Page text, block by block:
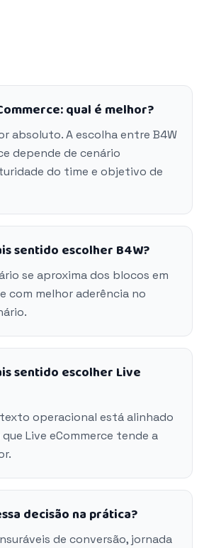
qual é melhor?
absoluto. A escolha entre B4W
depende de cenário
do time e objetivo de
sentido escolher B4W?
se aproxima dos blocos em
com melhor aderência no
sentido escolher Live
operacional está alinhado
Live eCommerce tende a
decisão na prática?
de conversão, jornada